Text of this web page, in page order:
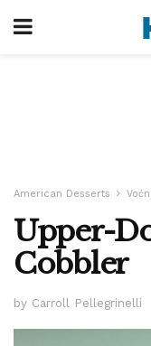
American Desserts
Upper-
Cobbler
by Carroll Pellegrinelli